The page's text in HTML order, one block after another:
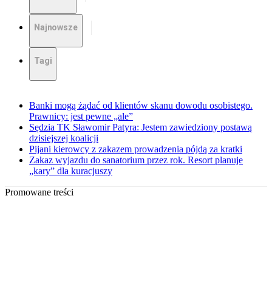
Najnowsze
Tagi
Banki mogą żądać od klientów skanu dowodu osobistego.
Prawnicy: jest pewne „ale”
Sędzia TK Sławomir Patyra: Jestem zawiedziony postawą
dzisiejszej koalicji
Pijani kierowcy z zakazem prowadzenia pójdą za kratki
Zakaz wyjazdu do sanatorium przez rok. Resort planuje
„kary” dla kuracjuszy
Promowane treści